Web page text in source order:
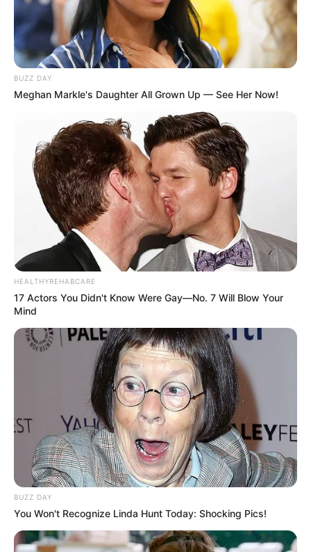
BUZZ DAY
Meghan Markle's Daughter All Grown Up — See Her Now!
HEALTHYREHABCARE
17 Actors You Didn't Know Were Gay—No. 7 Will Blow Your
Mind
BUZZ DAY
You Won't Recognize Linda Hunt Today: Shocking Pics!